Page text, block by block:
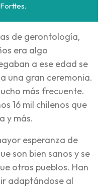
de gerontología,
era algo
a ese edad se
una gran ceremonia.
más frecuente.
16 mil chilenos que
y más.
esperanza de
son bien sanos y se
otros pueblos. Han
adaptándose al